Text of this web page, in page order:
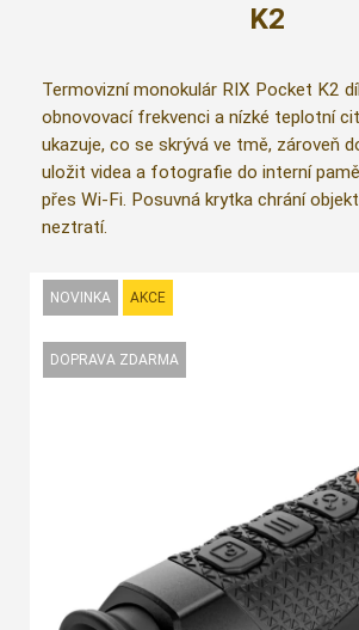
K2
Termovizní monokulár RIX Pocket K2
obnovovací frekvenci a nízké teplotní
ukazuje, co se skrývá ve tmě, zároveň
uložit videa a fotografie do interní
přes Wi-Fi. Posuvná krytka chrání
neztratí.